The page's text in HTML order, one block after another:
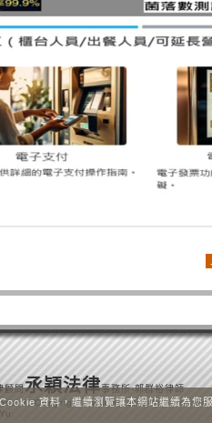
顧問氶穎法律事務所-郭群裕律師
Copyrights will be strictly
資料，繼續瀏覽讓本網站繼續為您